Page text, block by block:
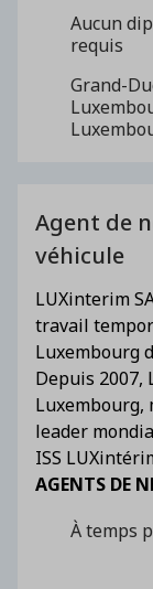
Aucun
requis
Grand-
Agent de
véhicule
LUXinterim
travail
Luxembourg
Depuis 2007,
Luxembourg,
leader
ISS
AGENTS DE
À temps